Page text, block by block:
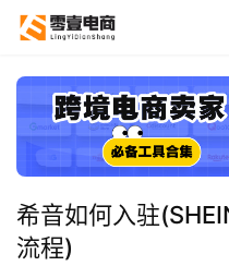
希音如何入驻
流程)